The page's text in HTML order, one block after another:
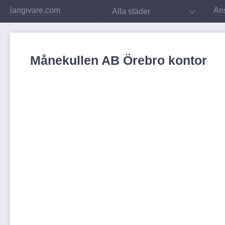
langivare.com Alla städer
Månekullen AB Örebro kontor